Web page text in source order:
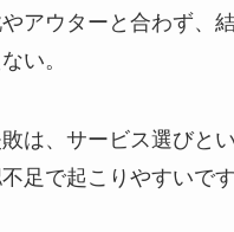
アウターと合わず、
い。
は、サービス選びと
足で起こりやすいです